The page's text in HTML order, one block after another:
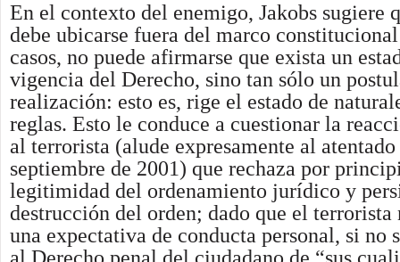
En el contexto del enemigo, Jakobs sugiere
debe ubicarse fuera del marco constitucional
casos, no puede afirmarse que exista un
vigencia del Derecho, sino tan sólo un
realización: esto es, rige el estado de
reglas. Esto le conduce a cuestionar la
al terrorista (alude expresamente al
septiembre de 2001) que rechaza por
legitimidad del ordenamiento jurídico y
destrucción del orden; dado que el terrorista
una expectativa de conducta personal, si no